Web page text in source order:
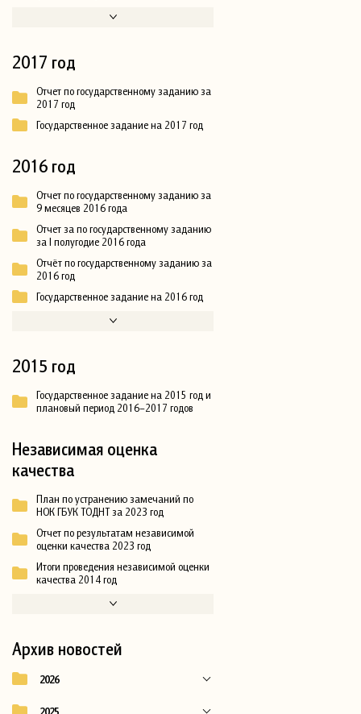
2017 год
Отчет по государственному заданию за
2017 год
Государственное задание на 2017 год
2016 год
Отчет по государственному заданию за
9 месяцев 2016 года
Отчет за по государственному заданию
за I полугодие 2016 года
Отчёт по государственному заданию за
2016 год
Государственное задание на 2016 год
2015 год
Государственное задание на 2015 год и
плановый период 2016–2017 годов
Независимая оценка
качества
План по устранению замечаний по
НОК ГБУК ТОДНТ за 2023 год
Отчет по результатам независимой
оценки качества 2023 год
Итоги проведения независимой оценки
качества 2014 год
Архив новостей
2026
2025